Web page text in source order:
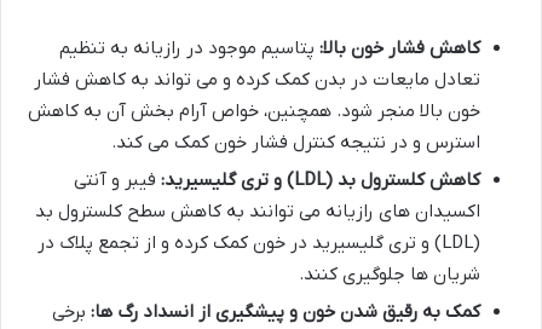
کاهش فشار خون بالا: پتاسیم موجود در رازیانه به تنظیم
تعادل مایعات در بدن کمک کرده و می تواند به کاهش فشار
خون بالا منجر شود. همچنین، خواص آرام بخش آن به کاهش
استرس و در نتیجه کنترل فشار خون کمک می کند.
کاهش کلسترول بد (LDL) و تری گلیسیرید:
فیبر و آنتی
اکسیدان های رازیانه می توانند به کاهش سطح کلسترول بد
(LDL) و تری گلیسیرید در خون کمک کرده و از تجمع پلاک در
شریان ها جلوگیری کنند.
کمک به رقیق شدن خون و پیشگیری از انسداد رگ ها: برخی